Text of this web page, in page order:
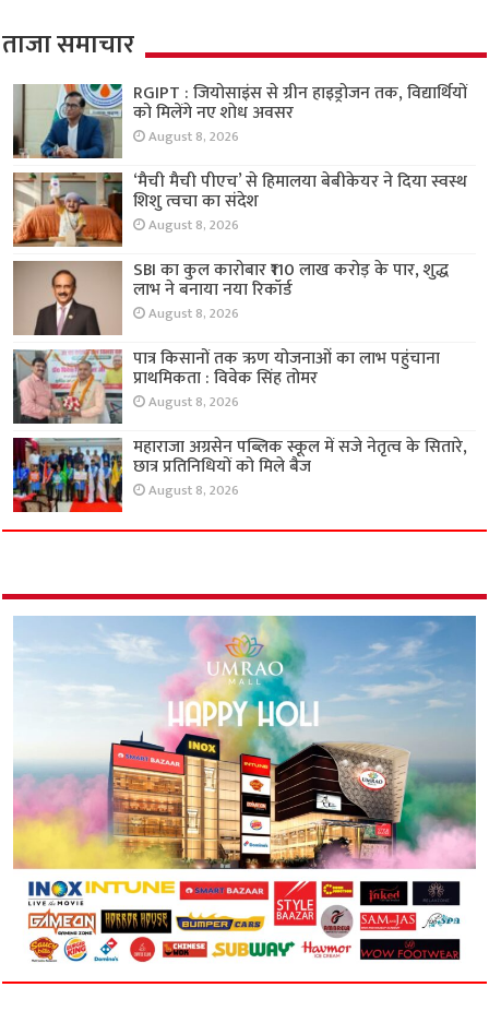
ताजा समाचार
RGIPT : जियोसाइंस से ग्रीन हाइड्रोजन तक, विद्यार्थियों
को मिलेंगे नए शोध अवसर
August 8, 2026
‘मैची मैची पीएच’ से हिमालया बेबीकेयर ने दिया स्वस्थ
शिशु त्वचा का संदेश
August 8, 2026
SBI का कुल कारोबार ₹110 लाख करोड़ के पार, शुद्ध
लाभ ने बनाया नया रिकॉर्ड
August 8, 2026
पात्र किसानों तक ऋण योजनाओं का लाभ पहुंचाना
प्राथमिकता : विवेक सिंह तोमर
August 8, 2026
महाराजा अग्रसेन पब्लिक स्कूल में सजे नेतृत्व के सितारे,
छात्र प्रतिनिधियों को मिले बैज
August 8, 2026